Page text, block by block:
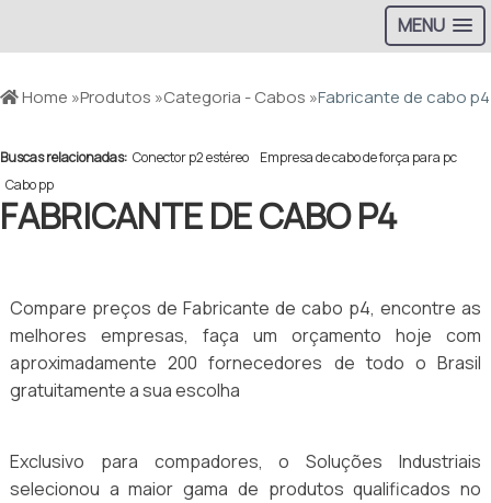
MENU
Home »Produtos »Categoria - Cabos »Fabricante de cabo p4
Buscas relacionadas: Conector p2 estéreo
Empresa de cabo de força para pc
Cabo pp
FABRICANTE DE CABO P4
Compare preços de Fabricante de cabo p4, encontre as
melhores empresas, faça um orçamento hoje com
aproximadamente 200 fornecedores de todo o Brasil
gratuitamente a sua escolha
Exclusivo para compadores, o Soluções Industriais
selecionou a maior gama de produtos qualificados no